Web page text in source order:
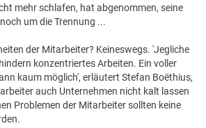
mehr schlafen, hat abgenommen, seine
um die Trennung ...
der Mitarbeiter? Keineswegs. 'Jegliche
konzentriertes Arbeiten. Ein voller
kaum möglich', erläutert Stefan Boëthius,
auch Unternehmen nicht kalt lassen
Problemen der Mitarbeiter sollten keine